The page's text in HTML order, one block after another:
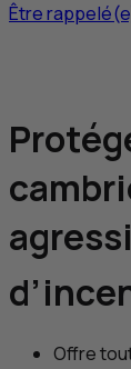
Être
Offre